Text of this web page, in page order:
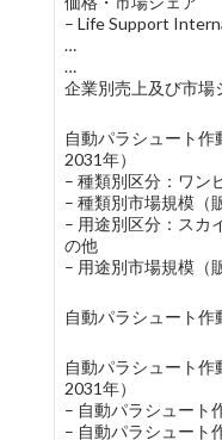
– Life Support
…
…
企業別売上及び市場
自動パラシュート作
2031年）
– 種類別区分：ワン
– 種類別市場規模（
– 用途別区分：スカ
の他
– 用途別市場規模（
自動パラシュート
自動パラシュート作
2031年）
– 自動パラシュート
– 自動パラシュート